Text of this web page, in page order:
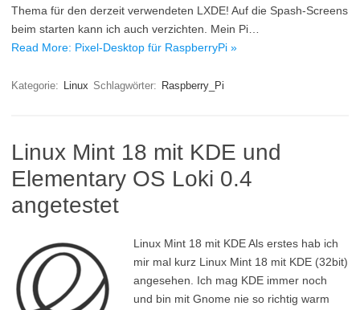
Thema für den derzeit verwendeten LXDE! Auf die Spash-Screens
beim starten kann ich auch verzichten. Mein Pi…
Read More: Pixel-Desktop für RaspberryPi »
Kategorie: Linux Schlagwörter: Raspberry_Pi
Linux Mint 18 mit KDE und
Elementary OS Loki 0.4
angetestet
Linux Mint 18 mit KDE Als erstes hab ich
mir mal kurz Linux Mint 18 mit KDE (32bit)
angesehen. Ich mag KDE immer noch
und bin mit Gnome nie so richtig warm